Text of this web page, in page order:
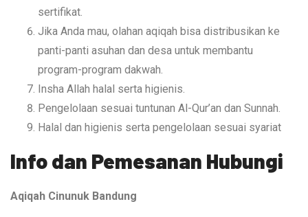
sertifikat.
Jika Anda mau, olahan aqiqah bisa distribusikan ke
panti-panti asuhan dan desa untuk membantu
program-program dakwah.
Insha Allah halal serta higienis.
Pengelolaan sesuai tuntunan Al-Qur’an dan Sunnah.
Halal dan higienis serta pengelolaan sesuai syariat
Info dan Pemesanan Hubungi
Aqiqah Cinunuk Bandung